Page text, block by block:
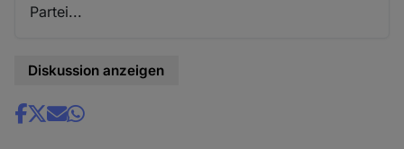
Partei...
Diskussion anzeigen
Share